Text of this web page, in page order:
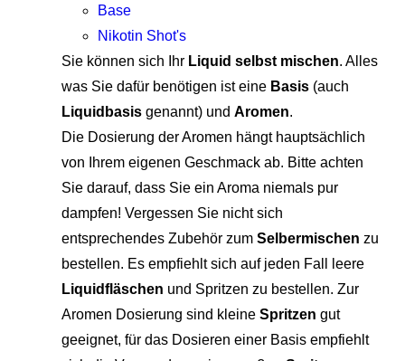
Base
Nikotin Shot's
Sie können sich Ihr Liquid selbst mischen. Alles
was Sie dafür benötigen ist eine Basis (auch
Liquidbasis genannt) und Aromen.
Die Dosierung der Aromen hängt hauptsächlich
von Ihrem eigenen Geschmack ab. Bitte achten
Sie darauf, dass Sie ein Aroma niemals pur
dampfen! Vergessen Sie nicht sich
entsprechendes Zubehör zum Selbermischen zu
bestellen. Es empfiehlt sich auf jeden Fall leere
Liquidfläschen und Spritzen zu bestellen. Zur
Aromen Dosierung sind kleine Spritzen gut
geeignet, für das Dosieren einer Basis empfiehlt